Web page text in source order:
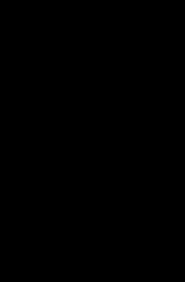
ist ein